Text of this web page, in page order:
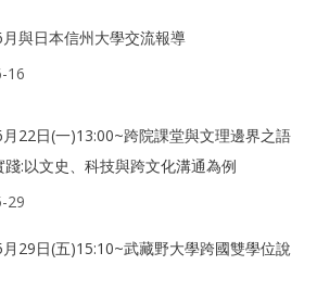
與日本信州大學交流報導
16
22日(一)13:00~跨院課堂與文理邊界之語
踐:以文史、科技與跨文化溝通為例
29
29日(五)15:10~武藏野大學跨國雙學位說